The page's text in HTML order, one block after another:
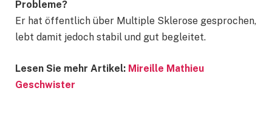
Probleme?
Er hat öffentlich über Multiple Sklerose gesprochen,
lebt damit jedoch stabil und gut begleitet.
Lesen Sie mehr Artikel: Mireille Mathieu
Geschwister